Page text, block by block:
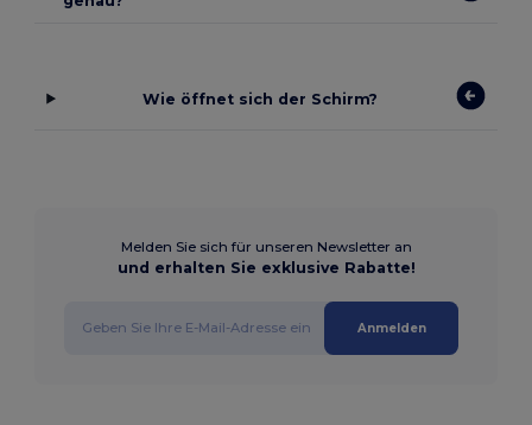
Wie öffnet sich der Schirm?
Melden Sie sich für unseren Newsletter an
und erhalten Sie exklusive Rabatte!
Anmelden